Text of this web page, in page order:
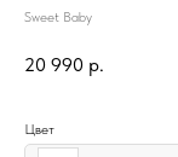
Sweet Baby
20 990 р.
Цвет